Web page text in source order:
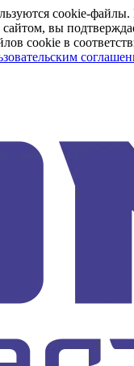
cookie-
вы
cookie в